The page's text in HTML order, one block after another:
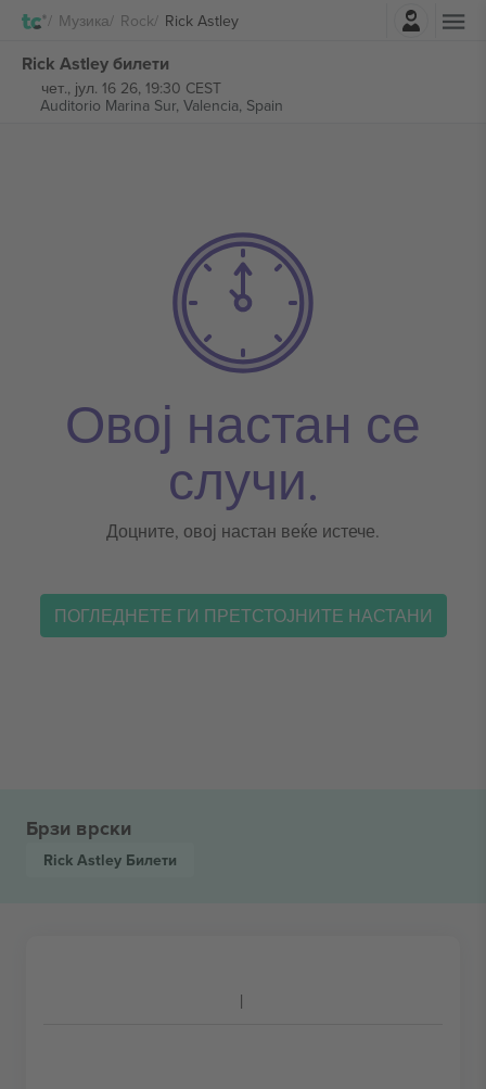
Музика Rock Rick Astley
Rick Astley билети
чет., јул. 16 26, 19:30 CEST
Auditorio Marina Sur, Valencia, Spain
Овој настан се
случи.
Доцните, овој настан веќе истече.
ПОГЛЕДНЕТЕ ГИ ПРЕТСТОЈНИТЕ НАСТАНИ
Брзи врски
Rick Astley Билети